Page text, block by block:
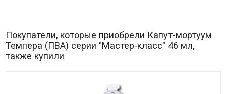
Покупатели, которые приобрели Капут-мортуум
Темпера (ПВА) серии "Мастер-класс" 46 мл,
также купили